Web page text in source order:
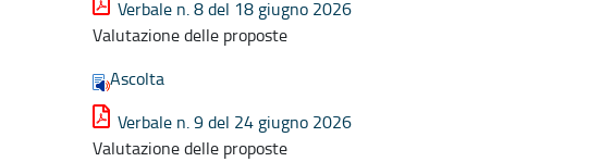
Verbale n. 8 del 18 giugno 2026
Valutazione delle proposte
Ascolta
Verbale n. 9 del 24 giugno 2026
Valutazione delle proposte